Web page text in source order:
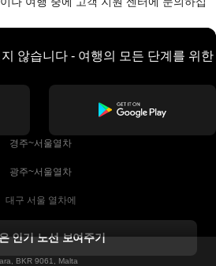
않습니다 - 여행의 모든 단계를 위한
경주~서울열차
광주~서울열차
대구 서울 열차에
린에서 골웨이 열차
인기 노선 보여주기
BKR 9061, Malta